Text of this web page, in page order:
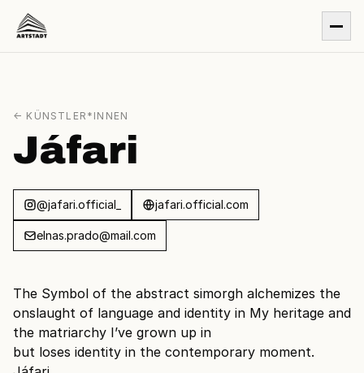
← KÜNSTLER*INNEN
Jáfari
@jafari.official_ jafari.official.com
elnas.prado@mail.com
The Symbol of the abstract simorgh alchemizes the
onslaught of language and identity in My heritage and
the matriarchy I’ve grown up in
but loses identity in the contemporary moment.